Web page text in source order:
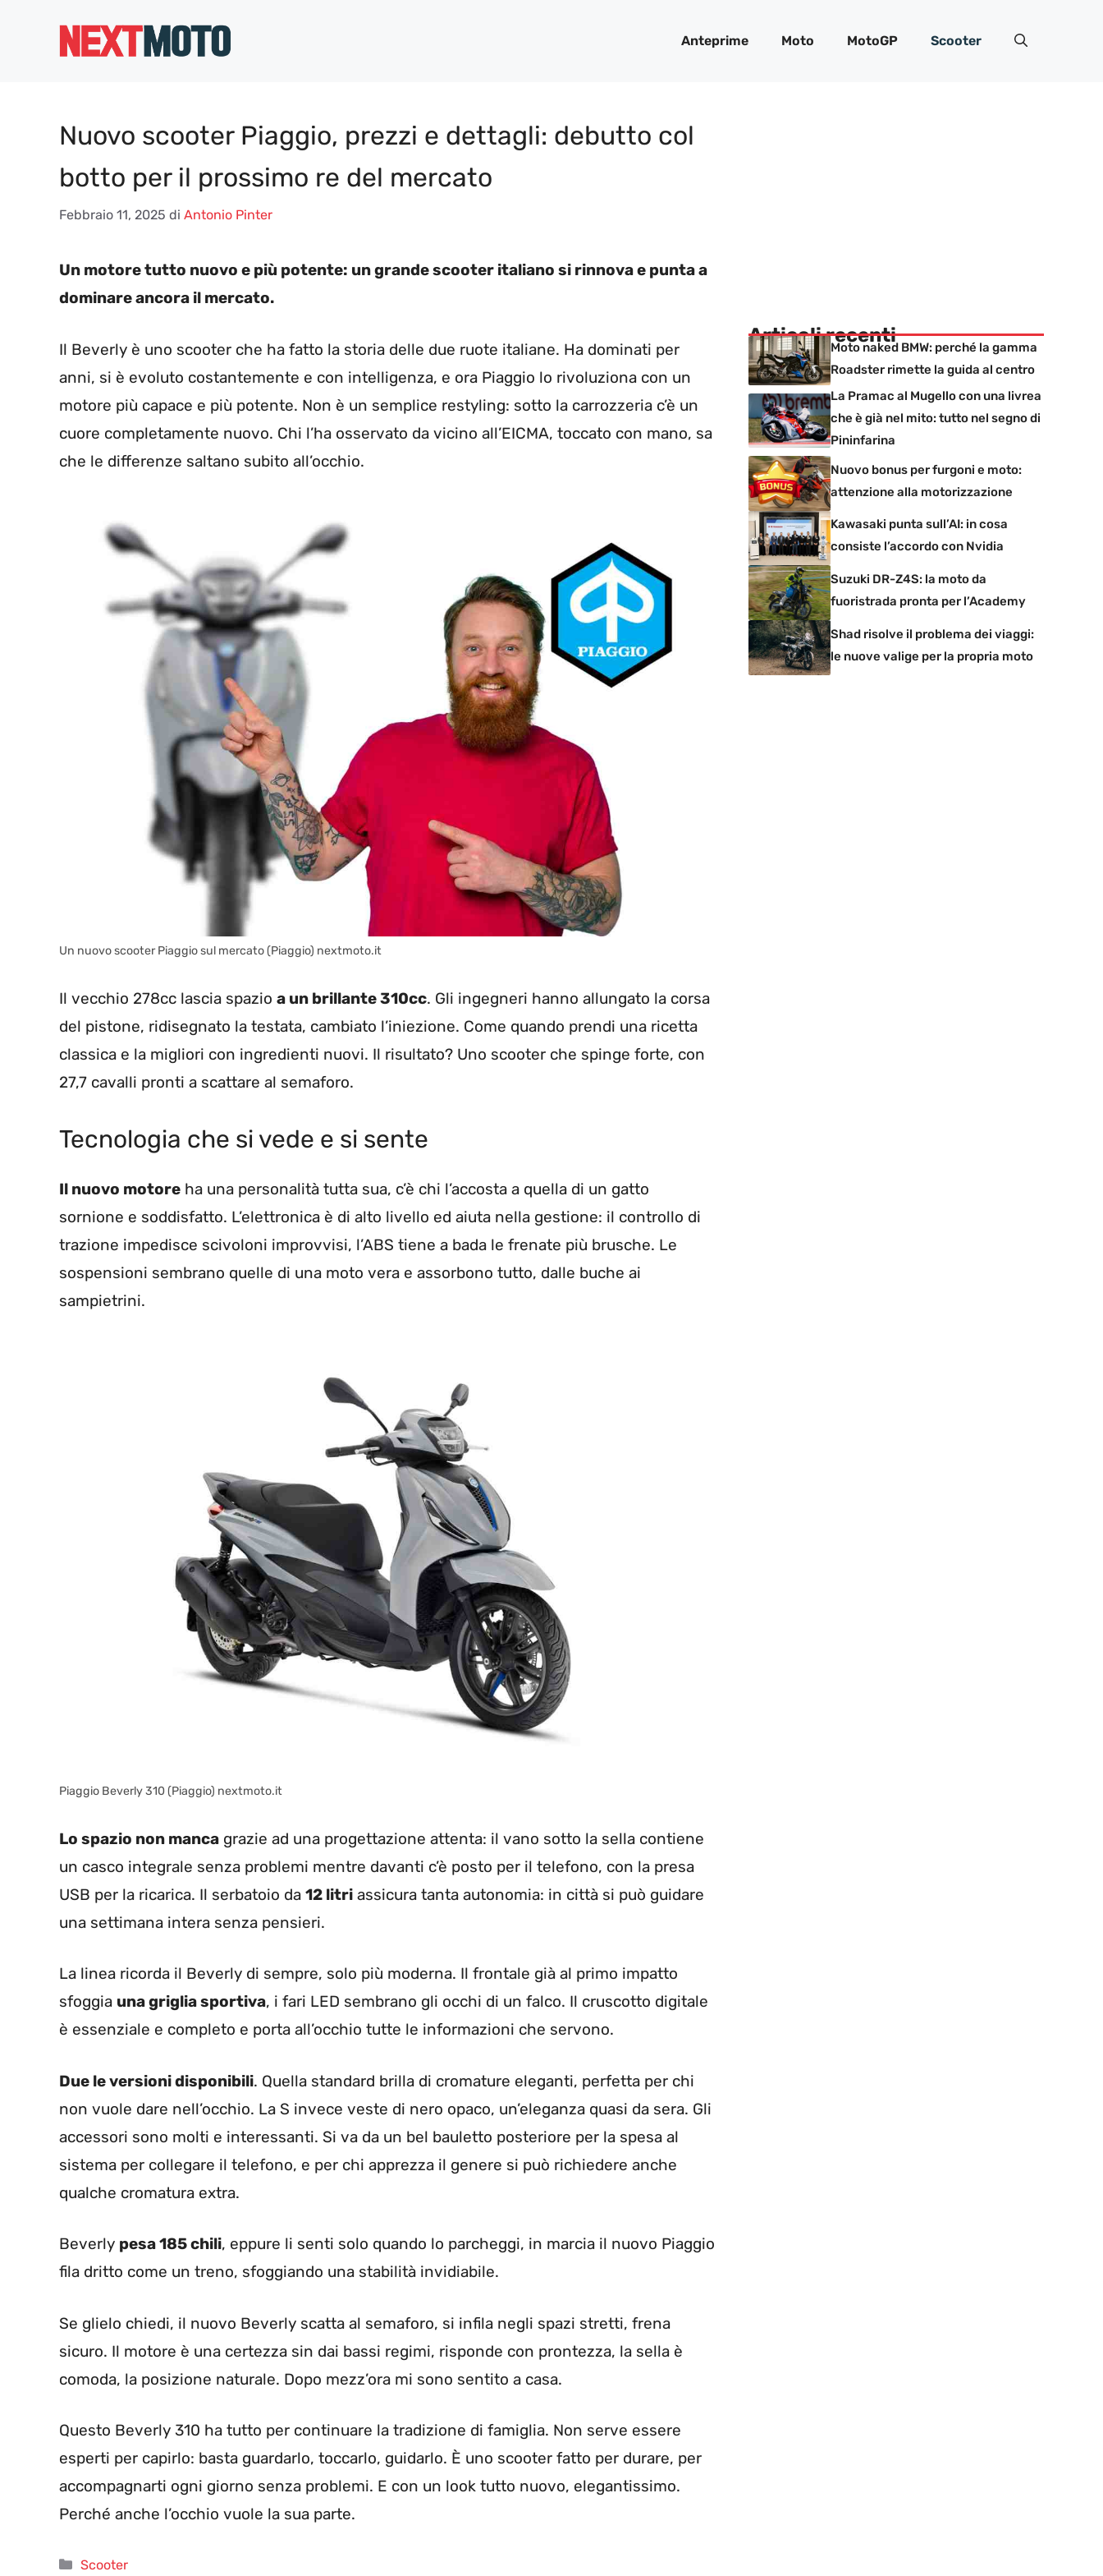
Anteprime Moto MotoGP Scooter
Nuovo scooter Piaggio, prezzi e dettagli: debutto col
botto per il prossimo re del mercato
Febbraio 11, 2025 di Antonio Pinter
Un motore tutto nuovo e più potente: un grande scooter italiano si rinnova e punta a
dominare ancora il mercato.
Il Beverly è uno scooter che ha fatto la storia delle due ruote italiane. Ha dominati per
anni, si è evoluto costantemente e con intelligenza, e ora Piaggio lo rivoluziona con un
motore più capace e più potente. Non è un semplice restyling: sotto la carrozzeria c’è un
cuore completamente nuovo. Chi l’ha osservato da vicino all’EICMA, toccato con mano, sa
che le differenze saltano subito all’occhio.
Un nuovo scooter Piaggio sul mercato (Piaggio) nextmoto.it
Il vecchio 278cc lascia spazio a un brillante 310cc. Gli ingegneri hanno allungato la corsa
del pistone, ridisegnato la testata, cambiato l’iniezione. Come quando prendi una ricetta
classica e la migliori con ingredienti nuovi. Il risultato? Uno scooter che spinge forte, con
27,7 cavalli pronti a scattare al semaforo.
Tecnologia che si vede e si sente
Il nuovo motore ha una personalità tutta sua, c’è chi l’accosta a quella di un gatto
sornione e soddisfatto. L’elettronica è di alto livello ed aiuta nella gestione: il controllo di
trazione impedisce scivoloni improvvisi, l’ABS tiene a bada le frenate più brusche. Le
sospensioni sembrano quelle di una moto vera e assorbono tutto, dalle buche ai
sampietrini.
Piaggio Beverly 310 (Piaggio) nextmoto.it
Lo spazio non manca grazie ad una progettazione attenta: il vano sotto la sella contiene
un casco integrale senza problemi mentre davanti c’è posto per il telefono, con la presa
USB per la ricarica. Il serbatoio da 12 litri assicura tanta autonomia: in città si può guidare
una settimana intera senza pensieri.
La linea ricorda il Beverly di sempre, solo più moderna. Il frontale già al primo impatto
sfoggia una griglia sportiva, i fari LED sembrano gli occhi di un falco. Il cruscotto digitale
è essenziale e completo e porta all’occhio tutte le informazioni che servono.
Due le versioni disponibili. Quella standard brilla di cromature eleganti, perfetta per chi
non vuole dare nell’occhio. La S invece veste di nero opaco, un’eleganza quasi da sera. Gli
accessori sono molti e interessanti. Si va da un bel bauletto posteriore per la spesa al
sistema per collegare il telefono, e per chi apprezza il genere si può richiedere anche
qualche cromatura extra.
Beverly pesa 185 chili, eppure li senti solo quando lo parcheggi, in marcia il nuovo Piaggio
fila dritto come un treno, sfoggiando una stabilità invidiabile.
Se glielo chiedi, il nuovo Beverly scatta al semaforo, si infila negli spazi stretti, frena
sicuro. Il motore è una certezza sin dai bassi regimi, risponde con prontezza, la sella è
comoda, la posizione naturale. Dopo mezz’ora mi sono sentito a casa.
Questo Beverly 310 ha tutto per continuare la tradizione di famiglia. Non serve essere
esperti per capirlo: basta guardarlo, toccarlo, guidarlo. È uno scooter fatto per durare, per
accompagnarti ogni giorno senza problemi. E con un look tutto nuovo, elegantissimo.
Perché anche l’occhio vuole la sua parte.
Categorie
Scooter
Articoli recenti
Moto naked BMW: perché la gamma
Roadster rimette la guida al centro
La Pramac al Mugello con una livrea
che è già nel mito: tutto nel segno di
Pininfarina
Nuovo bonus per furgoni e moto:
attenzione alla motorizzazione
Kawasaki punta sull’AI: in cosa
consiste l’accordo con Nvidia
Suzuki DR-Z4S: la moto da
fuoristrada pronta per l’Academy
Shad risolve il problema dei viaggi:
le nuove valige per la propria moto